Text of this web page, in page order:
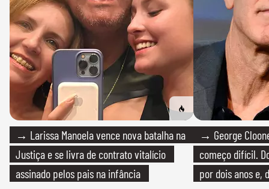
→ Larissa Manoela vence nova batalha na
Justiça e se livra de contrato vitalício
assinado pelos pais na infância
→ George
começo difícil.
por dois anos e,